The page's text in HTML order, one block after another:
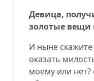
Девица,
золотые
И ныне
оказать
моему или нет?